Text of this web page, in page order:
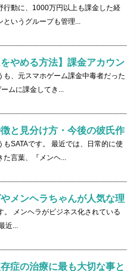
行動に、1000万円以上も課金した経
いうグループも管理...
をやめる方法】課金アカウン
も、元スマホゲーム課金中毒者だった
ムに課金してき...
と見分け方・今後の彼氏作
もSATAです。 最近では、日常的に使
言葉、『メンヘ...
メンヘラちゃんが人気な理
。 メンヘラがビジネス化されている
近...
症の治療に最も大切な事と